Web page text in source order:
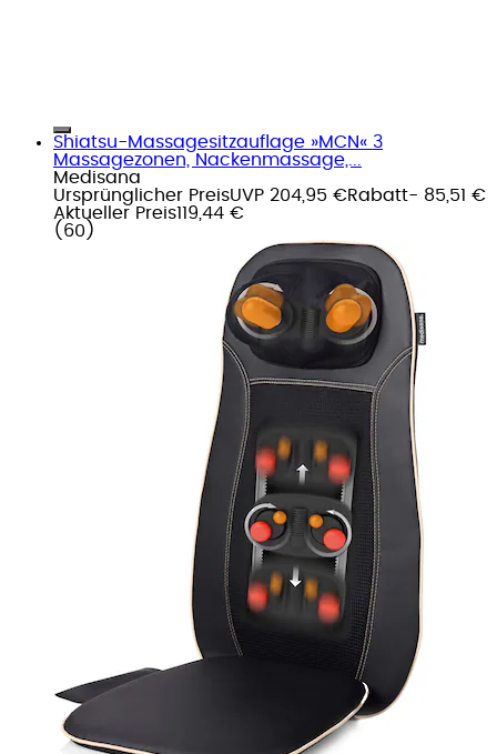
Shiatsu-Massagesitzauflage »MCN« 3
Massagezonen, Nackenmassage,...
Medisana
Ursprünglicher PreisUVP 204,95 €Rabatt- 85,51 €
Aktueller Preis119,44 €
( 60 )